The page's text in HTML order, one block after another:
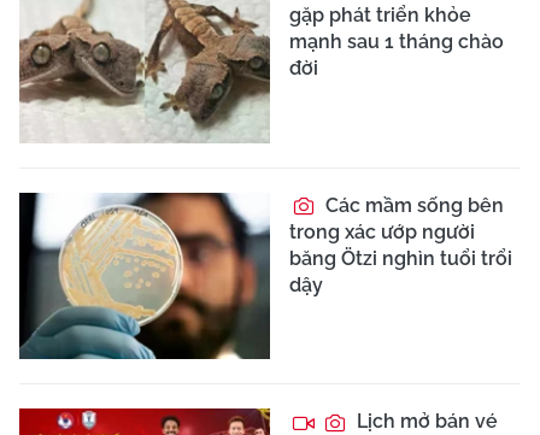
gặp phát triển khỏe
mạnh sau 1 tháng chào
đời
Các mầm sống bên
trong xác ướp người
băng Ötzi nghìn tuổi trổi
dậy
Lịch mở bán vé